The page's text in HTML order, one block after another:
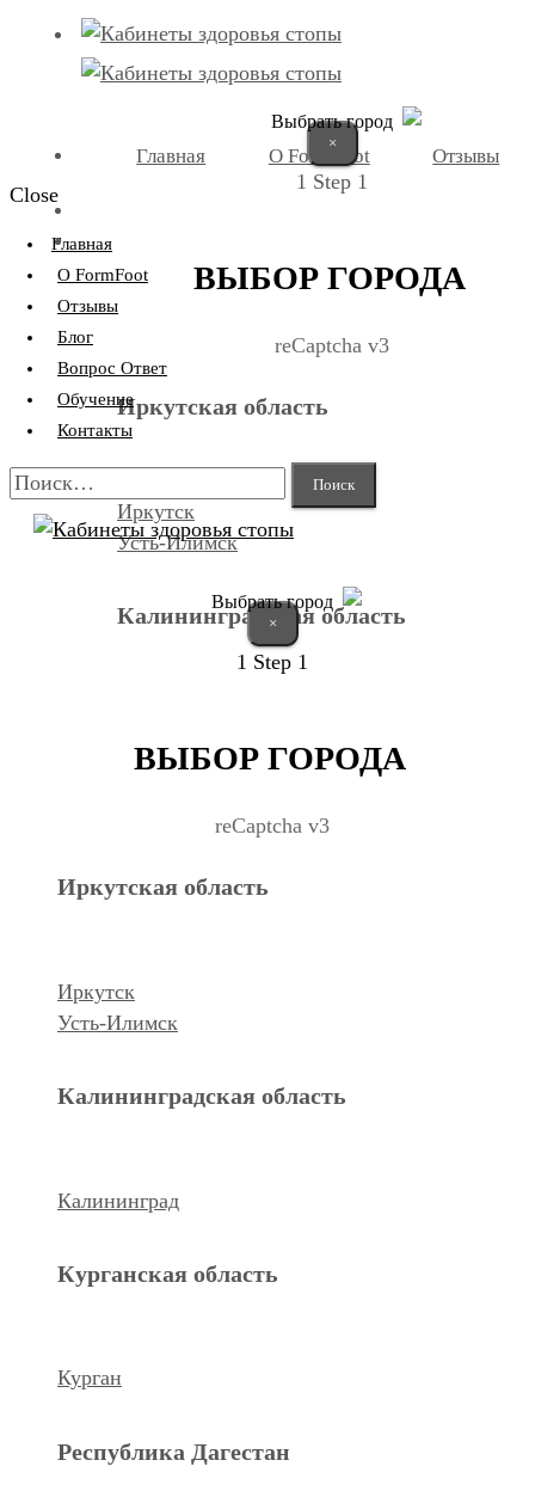
Выбрать город
×
1 Step 1
ВЫБОР ГОРОДА
reCaptcha v3
Иркутская область
Иркутск
Усть-Илимск
Калининградская область
Курган
Главная О FormFoot Отзывы
Close
Главная
О FormFoot
Отзывы
Блог
Вопрос Ответ
Обучение
Контакты
Найти:
Выбрать город
×
1 Step 1
ВЫБОР ГОРОДА
reCaptcha v3
Иркутская область
Иркутск
Усть-Илимск
Калининградская область
Калининград
Курганская область
Курган
Республика Дагестан